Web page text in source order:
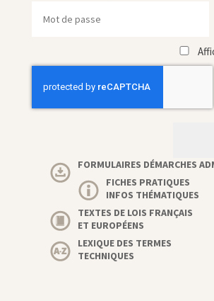
FORMULAIRES DÉMARCHES
FICHES PRATIQUES
INFOS THÉMATIQUES
TEXTES DE LOIS FRANÇAIS
ET EUROPÉENS
LEXIQUE DES TERMES
TECHNIQUES